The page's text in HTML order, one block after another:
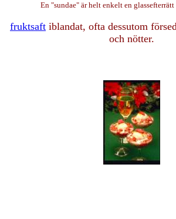
En "sundae" är helt enkelt en
fruktsaft iblandat, ofta dessutom
och nötter.